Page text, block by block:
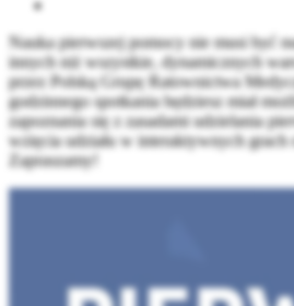
Nauka pierwszej pomocy nie musi być
innych niż wszystkie, dynamicznych
przez Polską Grupę Ratownictwa
godzinnego spotkania będziesz miał
zapoznania się z zasadami udzielania
wzięcia udziału w interaktywnych grach
Zapraszamy!